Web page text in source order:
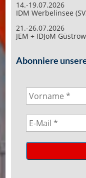
14.-19.07.2026
IDM Werbelinsee
21.-26.07.2026
JEM + IDJoM
Abonniere